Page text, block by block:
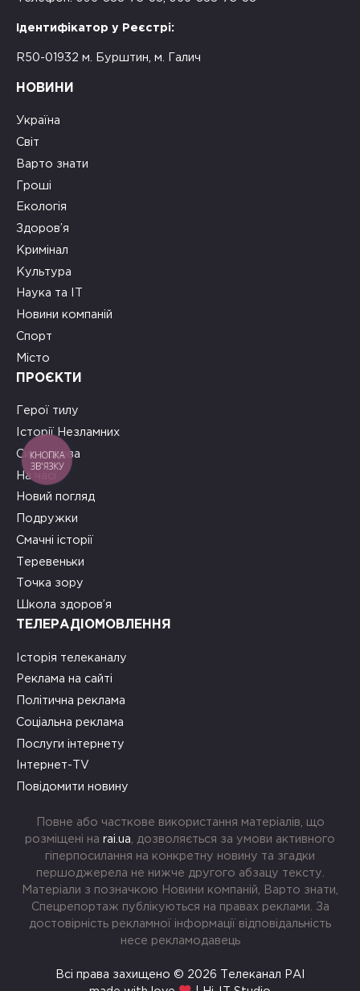
Ідентифікатор у Реєстрі:
R50-01932 м. Бурштин, м. Галич
НОВИНИ
Україна
Світ
Варто знати
Гроші
Екологія
Здоров’я
Кримінал
Культура
Наука та ІТ
Новини компаній
Спорт
Місто
ПРОЄКТИ
Герої тилу
Історії Незламних
Сила слова
На часі
Новий погляд
Подружки
Смачні історії
Теревеньки
Точка зору
Школа здоров’я
ТЕЛЕРАДІОМОВЛЕННЯ
Історія телеканалу
Реклама на сайті
Політична реклама
Соціальна реклама
Послуги інтернету
Інтернет-TV
Повідомити новину
Повне або часткове використання матеріалів, що
розміщені на rai.ua , дозволяється за умови активного
гіперпосилання на конкретну новину та згадки
першоджерела не нижче другого абзацу тексту.
Матеріали з позначкою Новини компаній, Варто знати,
Спецрепортаж публікуються на правах реклами. За
достовірність рекламної інформації відповідальність
несе рекламодавець
Всі права захищено © 2026 Телеканал РАІ
КНОПКА
ЗВ'ЯЗКУ